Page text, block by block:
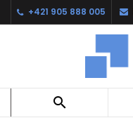
+421 905 888 005
